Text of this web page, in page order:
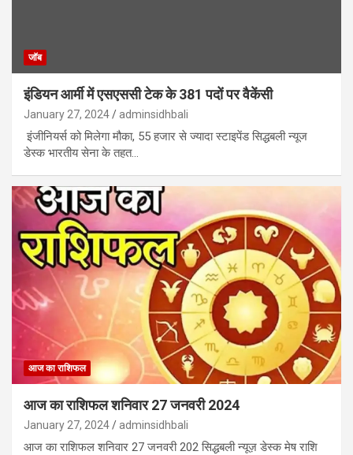
जॉब
इंडियन आर्मी में एसएससी टेक के 381 पदों पर वैकेंसी
January 27, 2024 adminsidhbali
इंजीनियर्स को मिलेगा मौका, 55 हजार से ज्यादा स्टाइपेंड सिद्धबली न्‍यूज
डेस्‍क भारतीय सेना के तहत…
आज का राशिफल
आज का राशिफल शनिवार 27 जनवरी 2024
January 27, 2024 adminsidhbali
आज का राशिफल शनिवार 27 जनवरी 202 सिद्धबली न्यूज़ डेस्क मेष राशि